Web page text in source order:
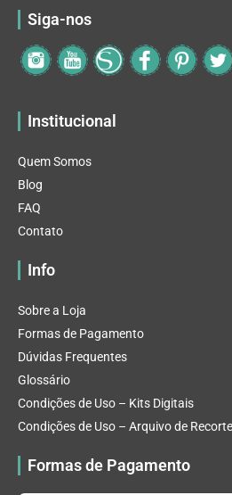
Siga-nos
Institucional
Quem Somos
Blog
FAQ
Contato
Info
Sobre a Loja
Formas de Pagamento
Dúvidas Frequentes
Glossário
Condições de Uso – Kits Digitais
Condições de Uso – Arquivo de Recorte
Formas de Pagamento